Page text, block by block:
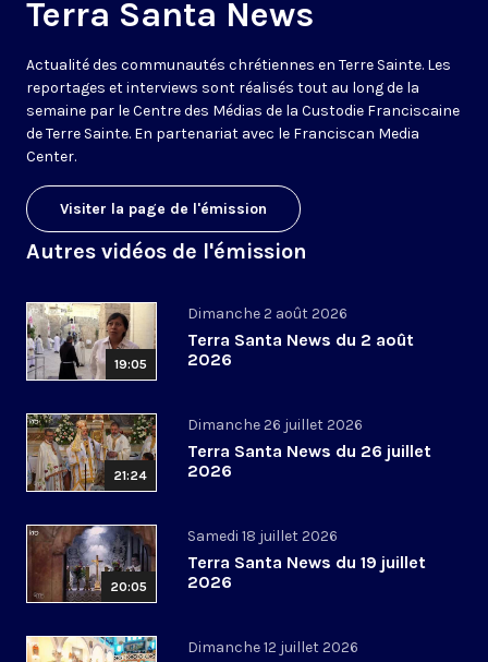
Terra Santa News
Actualité des communautés chrétiennes en Terre Sainte. Les
reportages et interviews sont réalisés tout au long de la
semaine par le Centre des Médias de la Custodie Franciscaine
de Terre Sainte. En partenariat avec le Franciscan Media
Center.
Visiter la page de l'émission
Autres vidéos de l'émission
19:05
Dimanche 2 août 2026
Terra Santa News du 2 août
2026
21:24
Dimanche 26 juillet 2026
Terra Santa News du 26 juillet
2026
20:05
Samedi 18 juillet 2026
Terra Santa News du 19 juillet
2026
Dimanche 12 juillet 2026